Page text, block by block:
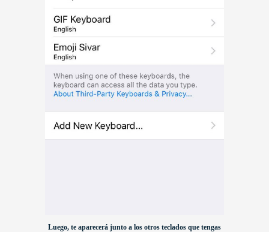
Luego, te aparecerá junto a los otros teclados que tengas